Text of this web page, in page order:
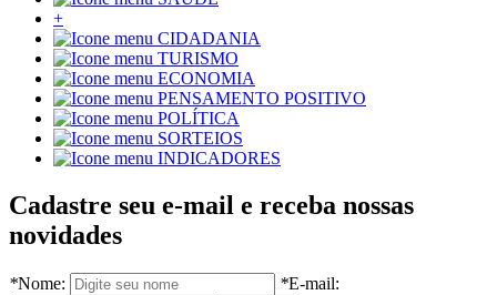
+
CIDADANIA
TURISMO
ECONOMIA
PENSAMENTO POSITIVO
POLÍTICA
SORTEIOS
INDICADORES
Cadastre seu e-mail e receba nossas
novidades
*Nome: *E-mail: